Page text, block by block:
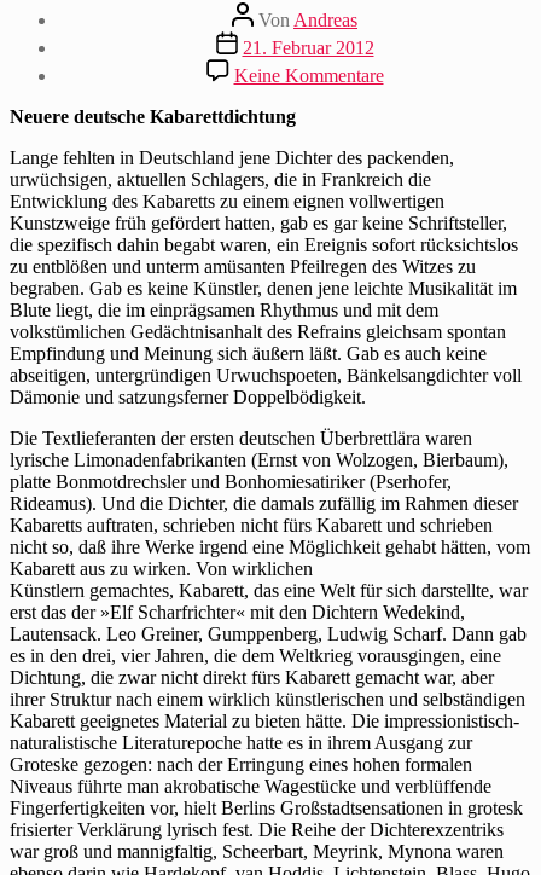
Beitragsautor
VonAndreas
Beitragsdatum
21. Februar 2012
Keine Kommentarezu
Max
blickt
1925
auf
neue
Kabarettdichtung
Neuere deutsche Kabarettdichtung
Lange fehlten in Deutschland jene Dichter des packenden,
urwüchsigen, aktuellen Schlagers, die in Frankreich die
Entwicklung des Kabaretts zu einem eignen vollwertigen
Kunstzweige früh gefördert hatten, gab es gar keine Schriftsteller,
die spezifisch dahin begabt waren, ein Ereignis sofort rücksichtslos
zu entblößen und unterm amüsanten Pfeilregen des Witzes zu
begraben. Gab es keine Künstler, denen jene leichte Musikalität im
Blute liegt, die im einprägsamen Rhythmus und mit dem
volkstümlichen Gedächtnisanhalt des Refrains gleichsam spontan
Empfindung und Meinung sich äußern läßt. Gab es auch keine
abseitigen, untergründigen Urwuchspoeten, Bänkelsangdichter voll
Dämonie und satzungsferner Doppelbödigkeit.
Die Textlieferanten der ersten deutschen Überbrettlära waren
lyrische Limonadenfabrikanten (Ernst von Wolzogen, Bierbaum),
platte Bonmotdrechsler und Bonhomiesatiriker (Pserhofer,
Rideamus). Und die Dichter, die damals zufällig im Rahmen dieser
Kabaretts auftraten, schrieben nicht fürs Kabarett und schrieben
nicht so, daß ihre Werke irgend eine Möglichkeit gehabt hätten, vom
Kabarett aus zu wirken. Von wirklichen
Künstlern gemachtes, Kabarett, das eine Welt für sich darstellte, war
erst das der »Elf Scharfrichter« mit den Dichtern Wedekind,
Lautensack. Leo Greiner, Gumppenberg, Ludwig Scharf. Dann gab
es in den drei, vier Jahren, die dem Weltkrieg vorausgingen, eine
Dichtung, die zwar nicht direkt fürs Kabarett gemacht war, aber
ihrer Struktur nach einem wirklich künstlerischen und selbständigen
Kabarett geeignetes Material zu bieten hätte. Die impressionistisch-
naturalistische Literaturepoche hatte es in ihrem Ausgang zur
Groteske gezogen: nach der Erringung eines hohen formalen
Niveaus führte man akrobatische Wagestücke und verblüffende
Fingerfertigkeiten vor, hielt Berlins Großstadtsensationen in grotesk
frisierter Verklärung lyrisch fest. Die Reihe der Dichterexzentriks
war groß und mannigfaltig, Scheerbart, Meyrink, Mynona waren